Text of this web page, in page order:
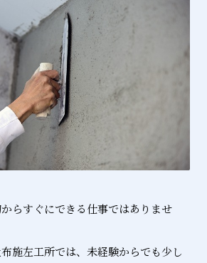
らすぐにできる仕事ではありませ
施左工所では、未経験からでも少し